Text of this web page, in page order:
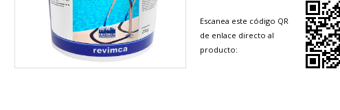
Escanea este código QR
de enlace directo al
producto: